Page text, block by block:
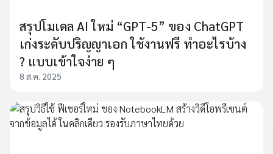
สรุปโมเดล AI ใหม่ “GPT-5” ของ ChatGPT
เก่งระดับปริญญาเอก ใช้งานฟรี ทำอะไรบ้าง
? แบบเข้าใจง่าย ๆ
8 ส.ค. 2025